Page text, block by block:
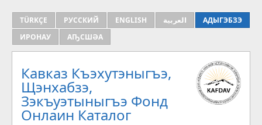
TÜRKÇE РУССКИЙ ENGLISH العربية
АДЫГЭБЗЭ
ИРОНАУ
АҦСШӘА
Кавказ Къэхутэныгъэ,
Щэнхабзэ,
Зэкъуэтыныгъэ Фонд
Онлаин Каталог